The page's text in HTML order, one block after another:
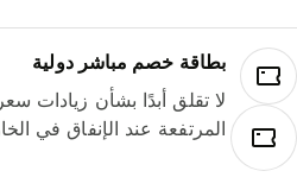
بطاقة خصم مباشر دولية
لا تقلق أبدًا بشأن زيادات
المرتفعة عند الإنفاق في